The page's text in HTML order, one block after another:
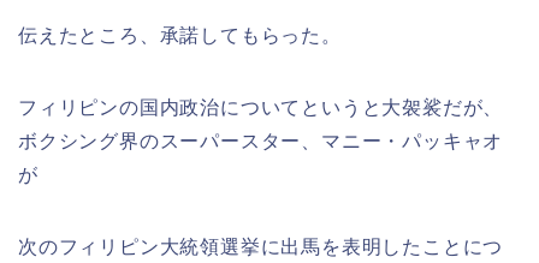
伝えたところ、承諾してもらった。
フィリピンの国内政治についてというと大袈裟だが、
ボクシング界のスーパースター、マニー・パッキャオ
が
次のフィリピン大統領選挙に出馬を表明したことにつ